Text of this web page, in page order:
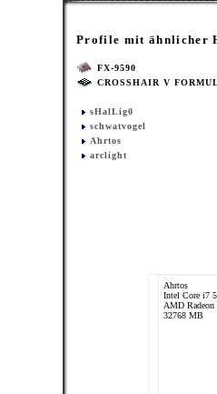
Profile mit ähnlicher
FX-9590
CROSSHAIR V
sHalLig0
schwatvogel
Ahrtos
arclight
Ahrtos
Intel Core i7
AMD Radeon
32768 MB